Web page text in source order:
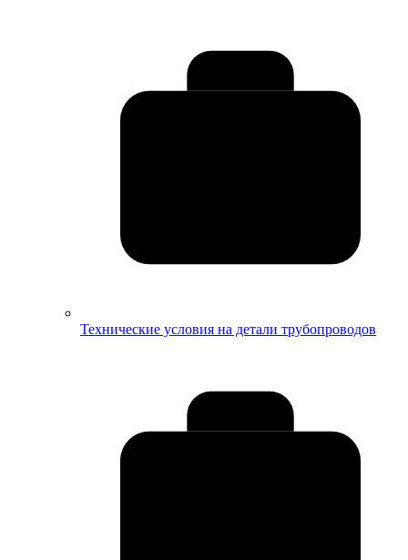
Технические условия на детали трубопроводов